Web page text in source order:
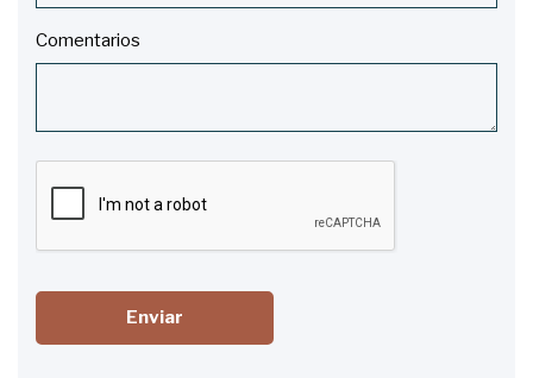
Comentarios
Enviar